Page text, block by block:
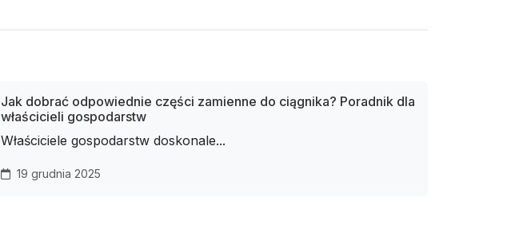
Jak dobrać odpowiednie części zamienne do ciągnika? Poradnik dla
właścicieli gospodarstw
Właściciele gospodarstw doskonale...
19 grudnia 2025